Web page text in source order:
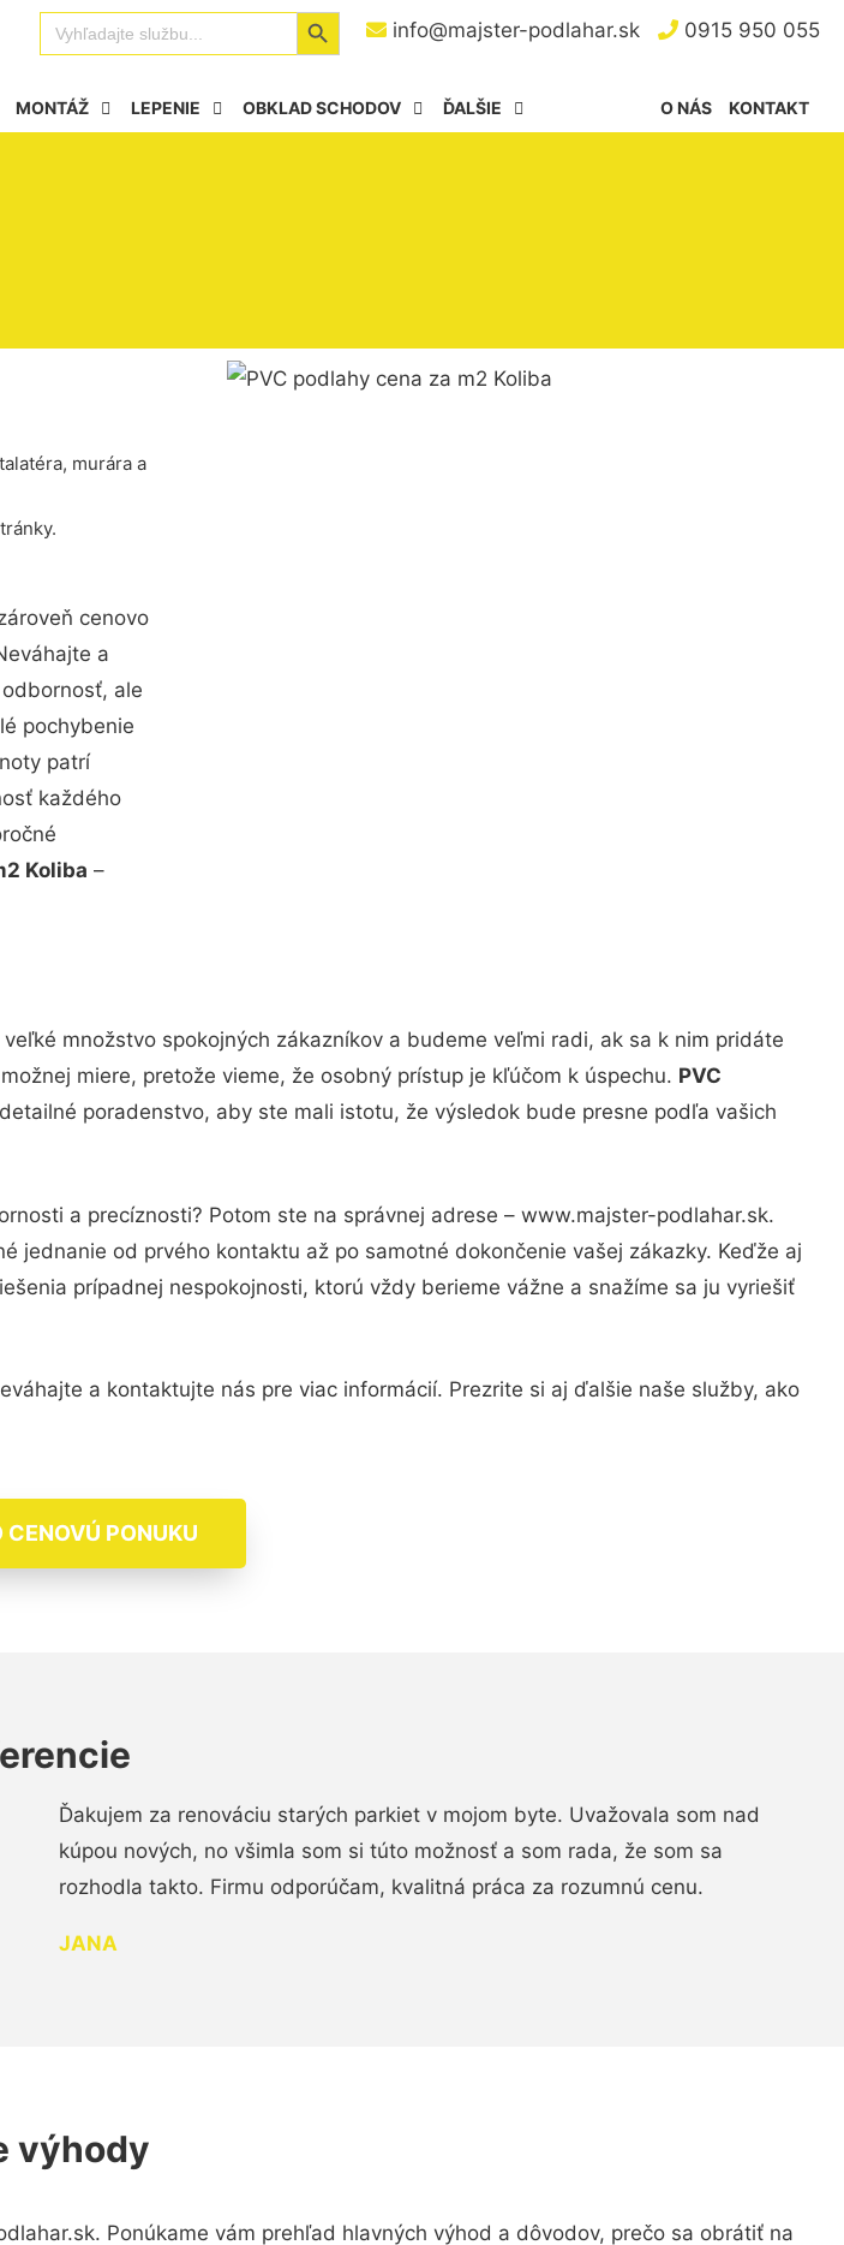
info@majster-podlahar.sk 0915 950 055
Search
for:
Search Button
MONTÁŽ LEPENIE OBKLAD SCHODOV ĎALŠIE KONTAKT
O NÁS
murára a
cenovo
a
ale
pochybenie
patrí
každého
Koliba –
množstvo spokojných zákazníkov a budeme veľmi radi, ak sa k nim pridáte
miere, pretože vieme, že osobný prístup je kľúčom k úspechu. PVC
poradenstvo, aby ste mali istotu, že výsledok bude presne podľa vašich
a precíznosti? Potom ste na správnej adrese – www.majster-podlahar.sk.
jednanie od prvého kontaktu až po samotné dokončenie vašej zákazky. Keďže aj
prípadnej nespokojnosti, ktorú vždy berieme vážne a snažíme sa ju vyriešiť
a kontaktujte nás pre viac informácií. Prezrite si aj ďalšie naše služby, ako
CENOVÚ PONUKU
Ďakujem za renováciu starých parkiet v mojom byte. Uvažovala som nad
kúpou nových, no všimla som si túto možnosť a som rada, že som sa
rozhodla takto. Firmu odporúčam, kvalitná práca za rozumnú cenu.
JANA
výhody
Ponúkame vám prehľad hlavných výhod a dôvodov, prečo sa obrátiť na